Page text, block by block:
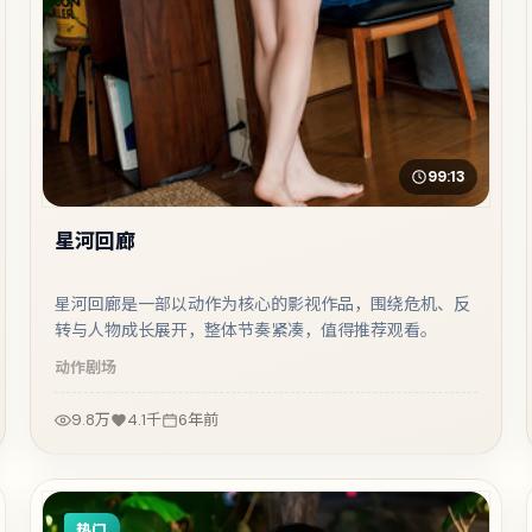
99:13
星河回廊
星河回廊是一部以动作为核心的影视作品，围绕危机、反
转与人物成长展开，整体节奏紧凑，值得推荐观看。
动作剧场
9.8万 4.1千 6年前